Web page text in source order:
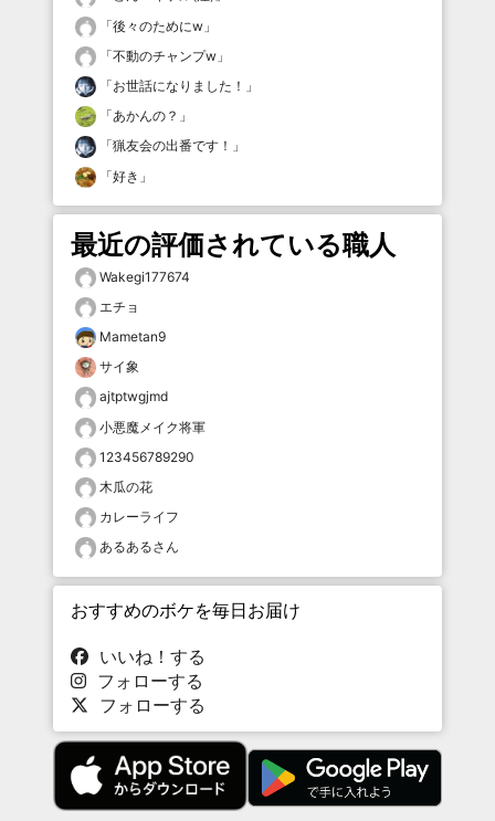
「後々のためにw 」
「不動のチャンプw 」
「お世話になりました！ 」
「あかんの？ 」
「猟友会の出番です！ 」
「好き 」
最近の評価されている職人
Wakegi177674
エチョ
Mametan9
サイ象
ajtptwgjmd
小悪魔メイク将軍
123456789290
木瓜の花
カレーライフ
あるあるさん
おすすめのボケを毎日お届け
いいね！する
フォローする
フォローする